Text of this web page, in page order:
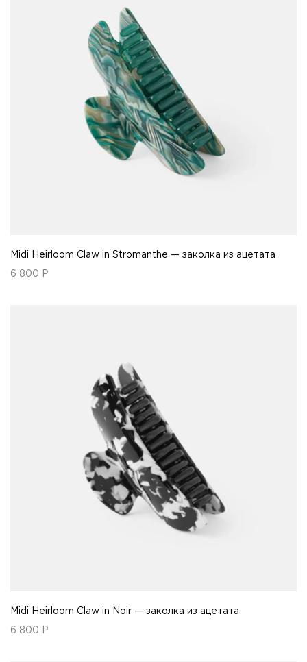
Midi Heirloom Claw in Stromanthe — заколка из ацетата
6 800 Р
Midi Heirloom Claw in Noir — заколка из ацетата
6 800 Р